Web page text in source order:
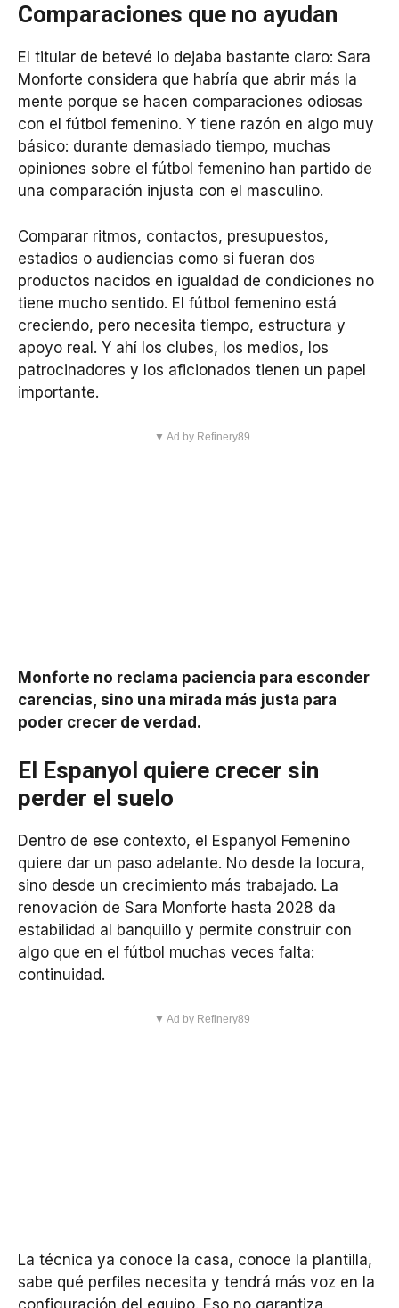
Comparaciones que no ayudan
El titular de betevé lo dejaba bastante claro: Sara
Monforte considera que habría que abrir más la
mente porque se hacen comparaciones odiosas
con el fútbol femenino. Y tiene razón en algo muy
básico: durante demasiado tiempo, muchas
opiniones sobre el fútbol femenino han partido de
una comparación injusta con el masculino.
Comparar ritmos, contactos, presupuestos,
estadios o audiencias como si fueran dos
productos nacidos en igualdad de condiciones no
tiene mucho sentido. El fútbol femenino está
creciendo, pero necesita tiempo, estructura y
apoyo real. Y ahí los clubes, los medios, los
patrocinadores y los aficionados tienen un papel
importante.
▼ Ad by Refinery89
Monforte no reclama paciencia para esconder
carencias, sino una mirada más justa para
poder crecer de verdad.
El Espanyol quiere crecer sin
perder el suelo
Dentro de ese contexto, el Espanyol Femenino
quiere dar un paso adelante. No desde la locura,
sino desde un crecimiento más trabajado. La
renovación de Sara Monforte hasta 2028 da
estabilidad al banquillo y permite construir con
algo que en el fútbol muchas veces falta:
continuidad.
▼ Ad by Refinery89
La técnica ya conoce la casa, conoce la plantilla,
sabe qué perfiles necesita y tendrá más voz en la